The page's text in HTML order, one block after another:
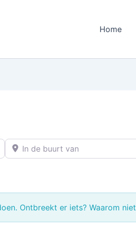
Home
In de buurt van
Ontbreekt er iets? Waarom niet